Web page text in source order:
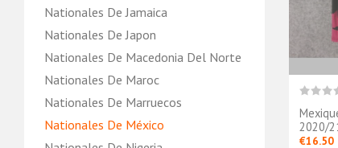
Nationales De Jamaica
Nationales De Japon
Nationales De Macedonia Del Norte
Nationales De Maroc
Nationales De Marruecos
Nationales De México
2020/
€16.50